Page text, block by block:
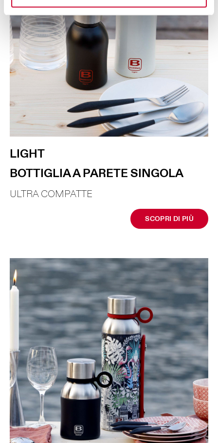
LIGHT
BOTTIGLIA A PARETE SINGOLA
ULTRA COMPATTE
SCOPRI DI PIÙ